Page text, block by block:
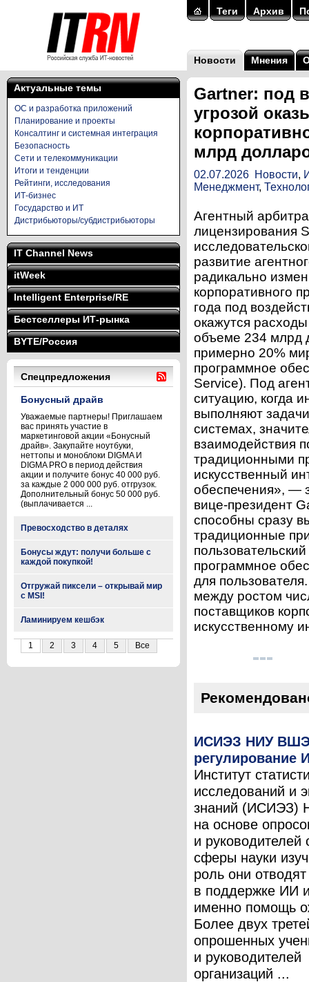
Теги Архив
Новости Мнения
Актуальные темы
ОС и разработка приложений
Планирование и проекты
Консалтинг и системная интеграция
Безопасность
Сети и телекоммуникации
Итоги и тенденции
Рейтинги, исследования
ИТ-бизнес
Государство и ИТ
Дистрибьюторы/субдистрибьюторы
IT Channel News
itWeek
Intelligent Enterprise/RE
Бестселлеры ИТ-рынка
BYTE/Россия
Спецпредложения
Бонусный драйв
Уважаемые партнеры! Приглашаем
вас принять участие в
маркетинговой акции «Бонусный
драйв». Закупайте ноутбуки,
неттопы и моноблоки DIGMA И
DIGMA PRO в период действия
акции и получите бонус 40 000 руб.
за каждые 2 000 000 руб. отгрузок.
Дополнительный бонус 50 000 руб.
(выплачивается ...
Превосходство в деталях
Бонусы ждут: получи больше с
каждой покупкой!
Отгружай пиксели – открывай мир
с MSI!
Ламинируем кешбэк
1 2 3 4 5 Все
Gartner: под
угрозой
млрд
02.07.2026 Новости,
Менеджмент,
Агентный
лицензирования
развитие
радикально
корпоративного
года под
окажутся
объеме 234 млрд
примерно 20%
программное
Service). Под
ситуацию, когда
выполняют
системах,
взаимодействия
традиционными
искусственный
обеспечения», —
вице-президент
способны сразу
традиционные
программное
для
между ростом
поставщиков
искусственному
ИСИЭЗ НИУ
регулирование
Институт
исследований и
знаний (ИСИЭЗ)
на основе
и руководителей
сферы науки
роль они отводят
в поддержке ИИ
именно помощь
Более двух
опрошенных
и руководителей
организаций ...